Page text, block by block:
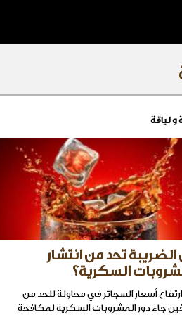
لياقة
تحد من انتشار
السكرية؟
أسعار السجائر في محاولة للحد من
جاء دور المشروبات السكرية لمكافحة